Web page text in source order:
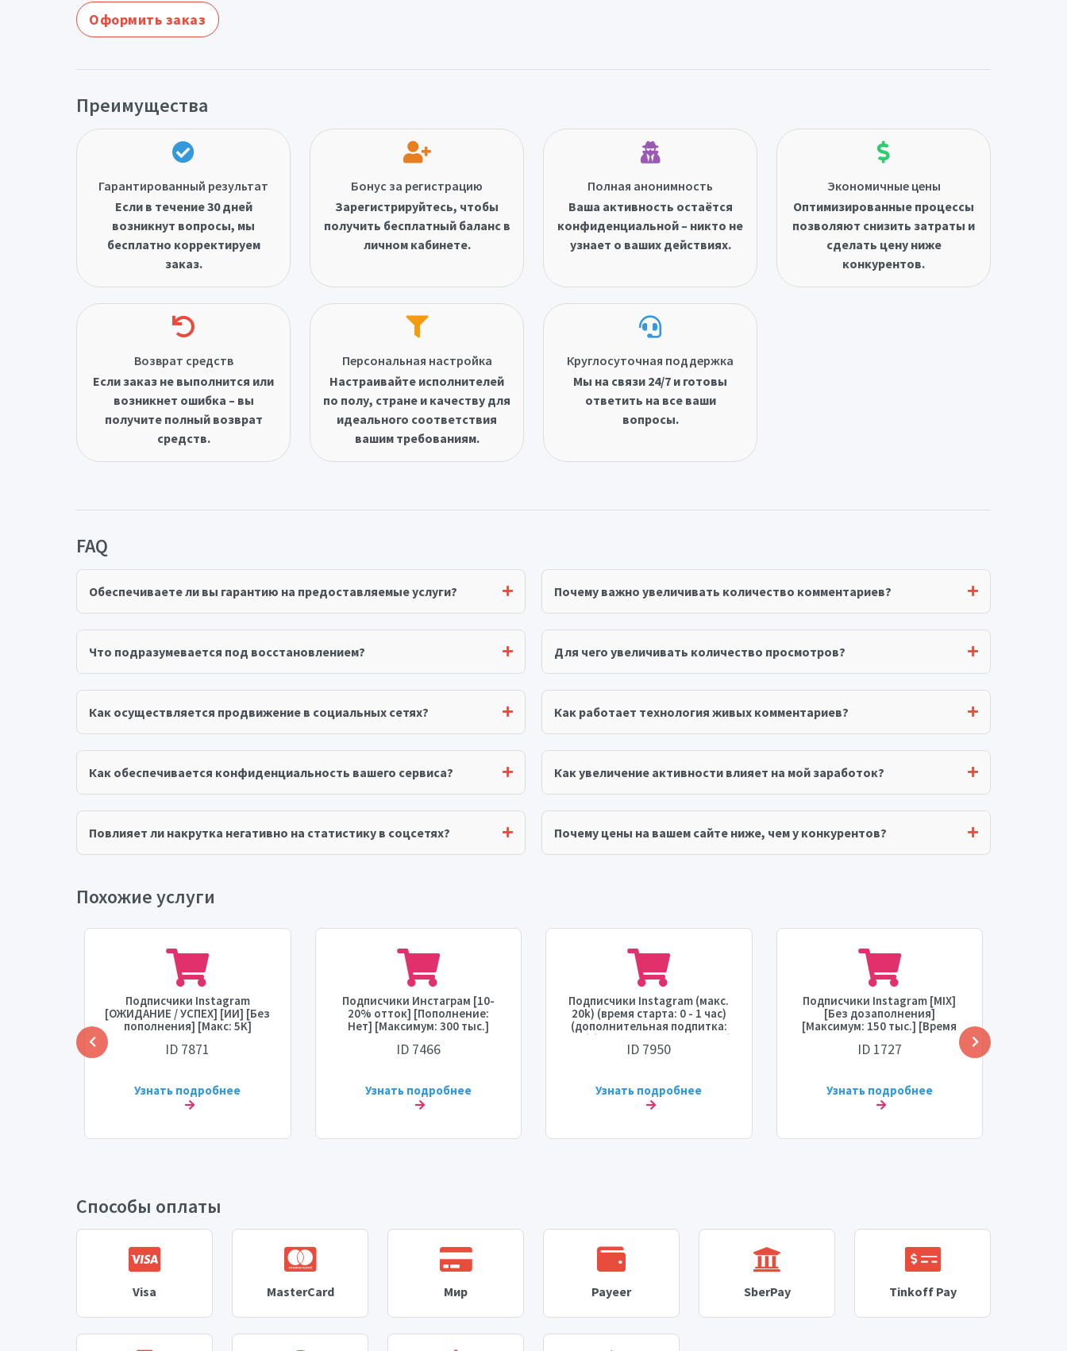
Оформить заказ
Преимущества
Гарантированный результат
Если в течение 30 дней
возникнут вопросы, мы
бесплатно корректируем
заказ.
Бонус за регистрацию
Зарегистрируйтесь, чтобы
получить бесплатный баланс в
личном кабинете.
Полная анонимность
Ваша активность остаётся
конфиденциальной – никто не
узнает о ваших действиях.
Экономичные цены
Оптимизированные процессы
позволяют снизить затраты и
сделать цену ниже
конкурентов.
Возврат средств
Если заказ не выполнится или
возникнет ошибка – вы
получите полный возврат
средств.
Персональная настройка
Настраивайте исполнителей
по полу, стране и качеству для
идеального соответствия
вашим требованиям.
Круглосуточная поддержка
Мы на связи 24/7 и готовы
ответить на все ваши
вопросы.
FAQ
Обеспечиваете ли вы гарантию на предоставляемые услуги? Почему важно увеличивать количество комментариев?
Что подразумевается под восстановлением? Для чего увеличивать количество просмотров?
Как осуществляется продвижение в социальных сетях? Как работает технология живых комментариев?
Как обеспечивается конфиденциальность вашего сервиса? Как увеличение активности влияет на мой заработок?
Повлияет ли накрутка негативно на статистику в соцсетях? Почему цены на вашем сайте ниже, чем у конкурентов?
Похожие услуги
Подписчики Instagram
[ОЖИДАНИЕ / УСПЕХ] [ИИ] [Без
пополнения] [Макс: 5K]
[Время начала: 0-1 ч]
[Скорость: 5K/д] 💧🔥
ID 7871
Узнать подробнее
Подписчики Инстаграм [10-
20% отток] [Пополнение:
Нет] [Максимум: 300 тыс.]
[Время старта: 0-1 час]
[Скорость: 10-15 тыс./день]
ID 7466
Узнать подробнее
Подписчики Instagram (макс.
20k) (время старта: 0 - 1 час)
(дополнительная подпитка:
нет) (скорость: до 20k в день)
💧⛔
ID 7950
Узнать подробнее
Подписчики Instagram [MIX]
[Без дозаполнения]
[Максимум: 150 тыс.] [Время
старта: 3 часа] [Скорость: 5
тыс./день] 💧
ID 1727
Узнать подробнее
Способы оплаты
Visa MasterCard Мир Payeer SberPay Tinkoff Pay